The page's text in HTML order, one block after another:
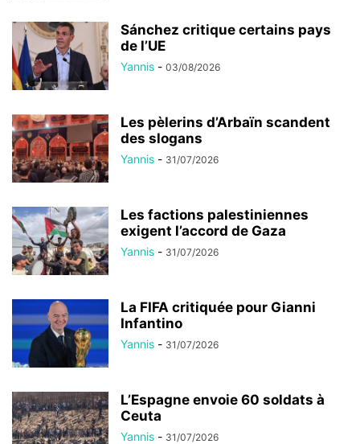
Sánchez critique certains pays
de l’UE
Yannis - 03/08/2026
Les pèlerins d’Arbaïn scandent
des slogans
Yannis - 31/07/2026
Les factions palestiniennes
exigent l’accord de Gaza
Yannis - 31/07/2026
La FIFA critiquée pour Gianni
Infantino
Yannis - 31/07/2026
L’Espagne envoie 60 soldats à
Ceuta
Yannis - 31/07/2026